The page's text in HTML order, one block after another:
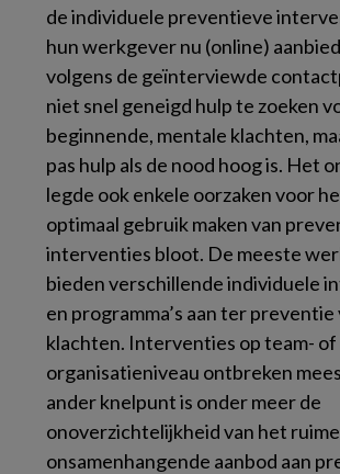
de individuele preventieve
hun werkgever nu (online)
volgens de geïnterviewde
niet snel geneigd hulp te zoeken
beginnende, mentale klachten,
pas hulp als de nood hoog is. Het
legde ook enkele oorzaken voor
optimaal gebruik maken van
interventies bloot. De meeste
bieden verschillende individuele
en programma’s aan ter
klachten. Interventies op team- of
organisatieniveau ontbreken
ander knelpunt is onder meer de
onoverzichtelijkheid van het
onsamenhangende aanbod aan